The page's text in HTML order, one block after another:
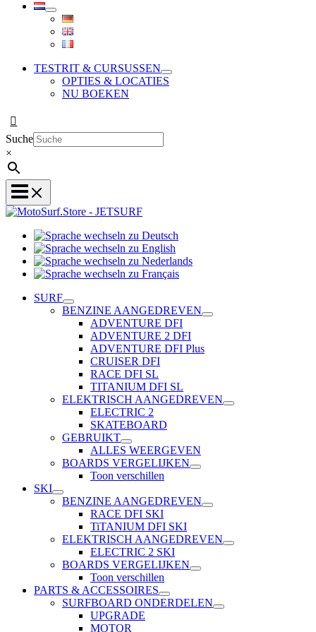
TESTRIT & CURSUSSEN
OPTIES & LOCATIES
NU BOEKEN
Suche
×
zu
Deutsch
wechseln
zu
Sprache
Sprache
Français
SURF
BENZINE AANGEDREVEN
ADVENTURE DFI
ADVENTURE 2 DFI
ADVENTURE DFI Plus
CRUISER DFI
RACE DFI SL
TITANIUM DFI SL
ELEKTRISCH AANGEDREVEN
ELECTRIC 2
SKATEBOARD
GEBRUIKT
ALLES WEERGEVEN
BOARDS VERGELIJKEN
Toon verschillen
SKI
BENZINE AANGEDREVEN
RACE DFI SKI
TiTANIUM DFI SKI
ELEKTRISCH AANGEDREVEN
ELECTRIC 2 SKI
BOARDS VERGELIJKEN
Toon verschillen
PARTS & ACCESSOIRES
SURFBOARD ONDERDELEN
UPGRADE
MOTOR